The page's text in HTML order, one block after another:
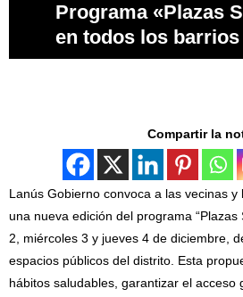
Programa «Plazas
en todos los barrios
Compartir la
Lanús Gobierno convoca a las vecinas
una nueva edición del programa “Plazas
2, miércoles 3 y jueves 4 de diciembre,
espacios públicos del distrito. Esta
hábitos saludables, garantizar el acceso